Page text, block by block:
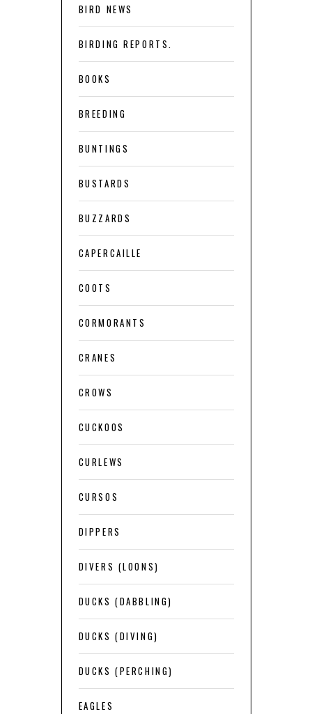
BIRD NEWS
BIRDING REPORTS.
BOOKS
BREEDING
BUNTINGS
BUSTARDS
BUZZARDS
CAPERCAILLE
COOTS
CORMORANTS
CRANES
CROWS
CUCKOOS
CURLEWS
CURSOS
DIPPERS
DIVERS (LOONS)
DUCKS (DABBLING)
DUCKS (DIVING)
DUCKS (PERCHING)
EAGLES